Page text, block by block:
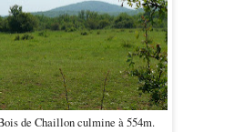
de Chaillon culmine à 554m.